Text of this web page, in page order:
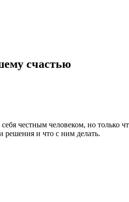
счастью
честным человеком, но только
решения и что с ним делать.